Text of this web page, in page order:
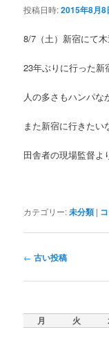
投稿日時:2015年8月8
8/7（土）新宿にて
23年ぶりに行った新
人の多さもハンパな
また新宿に行きたい
田舎者の現場監督よ
カテゴリー:未分類 |
投稿ナビゲーション
← 古い投稿
月 火